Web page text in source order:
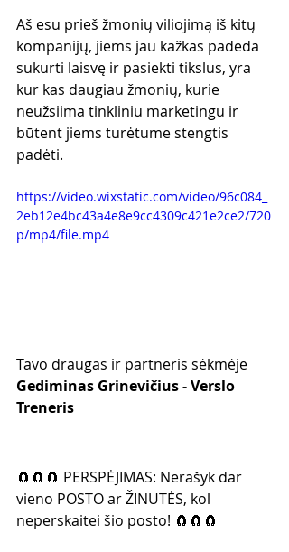
Aš esu prieš žmonių viliojimą iš kitų
kompanijų, jiems jau kažkas padeda
sukurti laisvę ir pasiekti tikslus, yra
kur kas daugiau žmonių, kurie
neužsiima tinkliniu marketingu ir
būtent jiems turėtume stengtis
padėti.
https://video.wixstatic.com/video/96c084_
2eb12e4bc43a4e8e9cc4309c421e2ce2/720
p/mp4/file.mp4
Tavo draugas ir partneris sėkmėje
Gediminas Grinevičius - Verslo
Treneris
🧲🧲🧲 PERSPĖJIMAS: Nerašyk dar
vieno POSTO ar ŽINUTĖS, kol
neperskaitei šio posto! 🧲🧲🧲